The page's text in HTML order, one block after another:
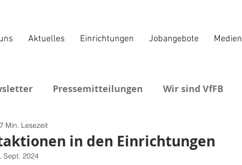
Aktuelles Einrichtungen Jobangebote Medien
Pressemitteilungen Wir sind VfFB
in den Einrichtungen
7 Min. Lesezeit
Sept. 2024